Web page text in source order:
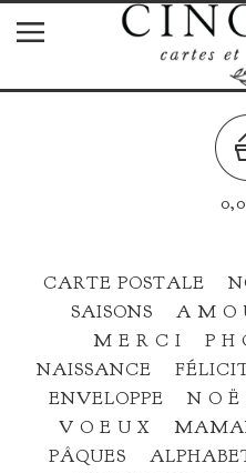
CARTE POSTALE
SAISONS
A M O
M E R C I
P H
NAISSANCE
ENVELOPPE
N O Ë
V O E U X
PÂQUES